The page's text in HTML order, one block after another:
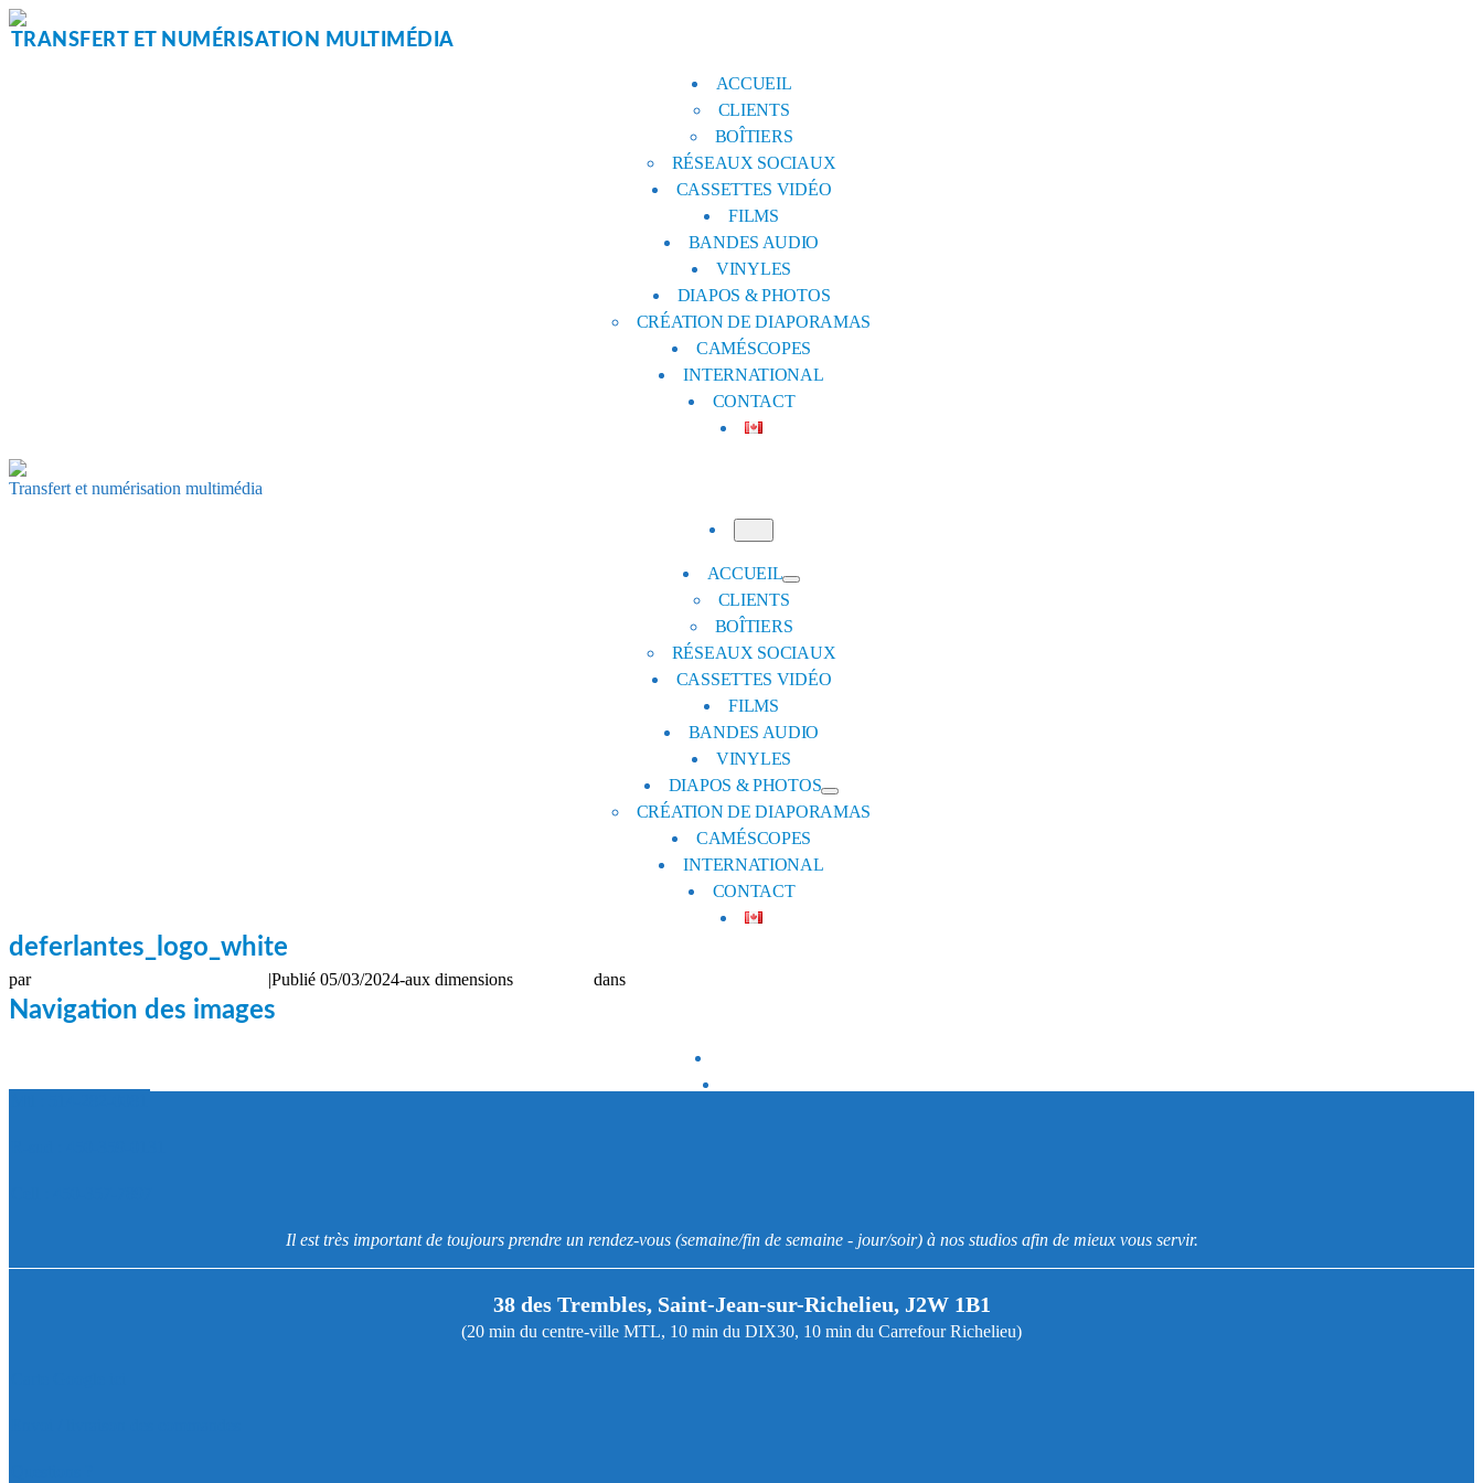
Aller
auTRANSFERT ET NUMÉRISATION MULTIMÉDIA
ACCUEIL
CLIENTS
BOÎTIERS
RÉSEAUX SOCIAUX
CASSETTES VIDÉO
FILMS
BANDES AUDIO
VINYLES
DIAPOS & PHOTOS
CRÉATION DE DIAPORAMAS
CAMÉSCOPES
INTERNATIONAL
CONTACT
Transfert et numérisation multimédia
ACCUEIL
CLIENTS
BOÎTIERS
RÉSEAUX SOCIAUX
CASSETTES VIDÉO
FILMS
BANDES AUDIO
VINYLES
DIAPOS & PHOTOS
CRÉATION DE DIAPORAMAS
CAMÉSCOPES
INTERNATIONAL
CONTACT
deferlantes_logo_white
par |Publié 05/03/2024-aux dimensions dans
Navigation des images
Il est très important de toujours prendre un rendez-vous (semaine/fin de semaine - jour/soir) à nos studios afin de mieux vous servir.
38 des Trembles, Saint-Jean-sur-Richelieu, J2W 1B1
(20 min du centre-ville MTL, 10 min du DIX30, 10 min du Carrefour Richelieu)